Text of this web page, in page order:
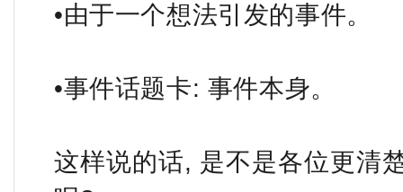
•由于一个想法引发的事件。
•事件话题卡: 事件本身。
这样说的话, 是不是各位更清